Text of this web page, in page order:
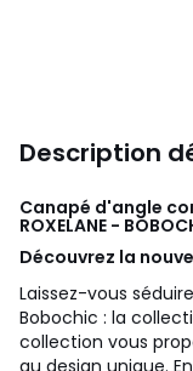
Description
Canapé d'angle
ROXELANE -
Découvrez la
Laissez-vous
Bobochic : la
collection vous